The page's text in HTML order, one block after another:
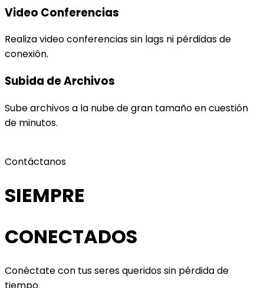
Video Conferencias
Realiza video conferencias sin lags ni pérdidas de
conexión.
Subida de Archivos
Sube archivos a la nube de gran tamaño en cuestión
de minutos.
Contáctanos
SIEMPRE
CONECTADOS
Conéctate con tus seres queridos sin pérdida de